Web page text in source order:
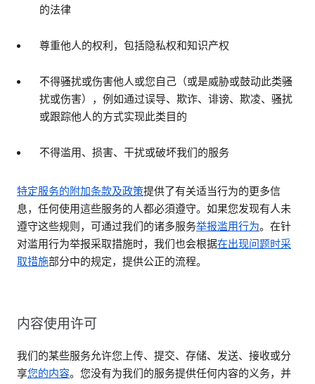
的法律
尊重他人的权利，包括隐私权和知识产权
不得骚扰或伤害他人或您自己（或是威胁或鼓动此类骚
扰或伤害），例如通过误导、欺诈、诽谤、欺凌、骚扰
或跟踪他人的方式实现此类目的
不得滥用、损害、干扰或破坏我们的服务
特定服务的附加条款及政策提供了有关适当行为的更多信
息，任何使用這些服务的人都必須遵守。如果您发现有人未
遵守这些规则，可通过我们的诸多服务举报滥用行为。在针
对滥用行为举报采取措施时，我们也会根据在出现问题时采
取措施部分中的规定，提供公正的流程。
内容使用许可
我们的某些服务允许您上传、提交、存储、发送、接收或分
享您的内容。您没有为我们的服务提供任何内容的义务，并